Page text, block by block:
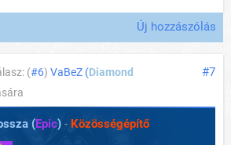
Új hozzászólás
#7
(#6) VaBeZ (Diamond
(Epic) - Közösségépítő